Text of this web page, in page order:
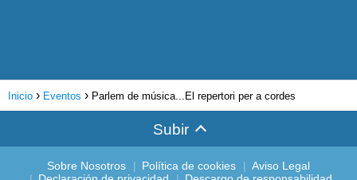
Inicio Eventos Parlem de música...El repertori per a cordes
Subir
Sobre Nosotros Política de cookies
Aviso Legal